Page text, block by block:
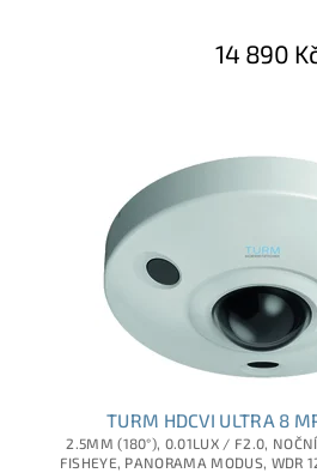
14 890
TURM HDCVI ULTRA 8
2.5MM (180°), 0.01LUX / F2.0,
FISHEYE, PANORAMA MODUS, WDR